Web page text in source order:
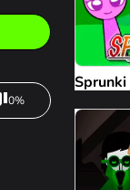
0%
Sprunki